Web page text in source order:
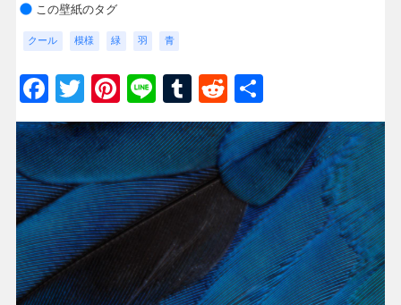
この壁紙のタグ
クール 模様 緑 羽 青
Facebook
Twitter
Pinterest
LineTumblr
Reddit
有